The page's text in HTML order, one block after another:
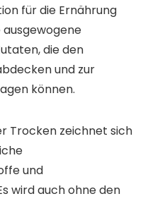
für die Ernährung
ausgewogene
die den
und zur
können.
Trocken zeichnet sich
und
wird auch ohne den